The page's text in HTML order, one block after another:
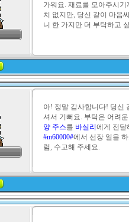
가워요. 재료를 모아주시
치 없지만, 당신 같이 마음
니 한 가지만 더 부탁하고
아! 정말 감사합니다! 당신
셔서 기뻐요. 부탁은 어려
양 주스를 바실리
#m60000#에서 선장 일을
럼, 수고해 주세요.